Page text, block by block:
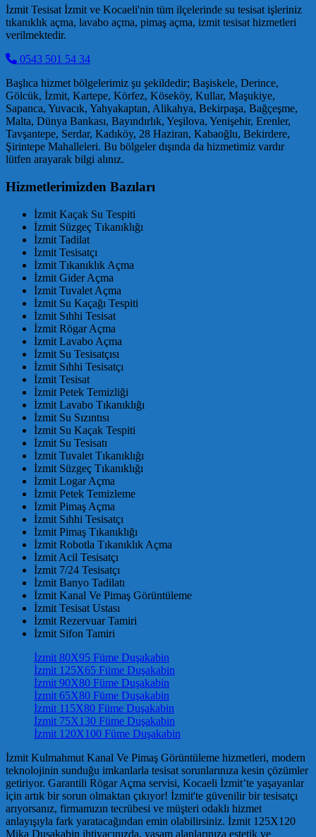
İzmit Tesisat İzmit ve Kocaeli'nin tüm ilçelerinde su tesisat işleriniz
tıkanıklık açma, lavabo açma, pimaş açma, izmit tesisat hizmetleri
verilmektedir.
0543 501 54 34
Başlıca hizmet bölgelerimiz şu şekildedir; Başiskele, Derince,
Gölcük, İzmit, Kartepe, Körfez, Köseköy, Kullar, Maşukiye,
Sapanca, Yuvacık, Yahyakaptan, Alikahya, Bekirpaşa, Bağçeşme,
Malta, Dünya Bankası, Bayındırlık, Yeşilova, Yenişehir, Erenler,
Tavşantepe, Serdar, Kadıköy, 28 Haziran, Kabaoğlu, Bekirdere,
Şirintepe Mahalleleri. Bu bölgeler dışında da hizmetimiz vardır
lütfen arayarak bilgi alınız.
Hizmetlerimizden Bazıları
İzmit Kaçak Su Tespiti
İzmit Süzgeç Tıkanıklığı
İzmit Tadilat
İzmit Tesisatçı
İzmit Tıkanıklık Açma
İzmit Gider Açma
İzmit Tuvalet Açma
İzmit Su Kaçağı Tespiti
İzmit Sıhhi Tesisat
İzmit Rögar Açma
İzmit Lavabo Açma
İzmit Su Tesisatçısı
İzmit Sıhhi Tesisatçı
İzmit Tesisat
İzmit Petek Temizliği
İzmit Lavabo Tıkanıklığı
İzmit Su Sızıntısı
İzmit Su Kaçak Tespiti
İzmit Su Tesisatı
İzmit Tuvalet Tıkanıklığı
İzmit Süzgeç Tıkanıklığı
İzmit Logar Açma
İzmit Petek Temizleme
İzmit Pimaş Açma
İzmit Sıhhi Tesisatçı
İzmit Pimaş Tıkanıklığı
İzmit Robotla Tıkanıklık Açma
İzmit Acil Tesisatçı
İzmit 7/24 Tesisatçı
İzmit Banyo Tadilatı
İzmit Kanal Ve Pimaş Görüntüleme
İzmit Tesisat Ustası
İzmit Rezervuar Tamiri
İzmit Sifon Tamiri
İzmit 80X95 Füme Duşakabin
İzmit 125X65 Füme Duşakabin
İzmit 90X80 Füme Duşakabin
İzmit 65X80 Füme Duşakabin
İzmit 115X80 Füme Duşakabin
İzmit 75X130 Füme Duşakabin
İzmit 120X100 Füme Duşakabin
İzmit Kulmahmut Kanal Ve Pimaş Görüntüleme hizmetleri, modern
teknolojinin sunduğu imkanlarla tesisat sorunlarınıza kesin çözümler
getiriyor. Garantili Rögar Açma servisi, Kocaeli İzmit’te yaşayanlar
için artık bir sorun olmaktan çıkıyor! İzmit'te güvenilir bir tesisatçı
arıyorsanız, firmamızın tecrübesi ve müşteri odaklı hizmet
anlayışıyla fark yaratacağından emin olabilirsiniz. İzmit 125X120
Mika Duşakabin ihtiyacınızda, yaşam alanlarınıza estetik ve